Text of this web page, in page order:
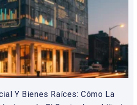
Y Bienes Raíces: Cómo La